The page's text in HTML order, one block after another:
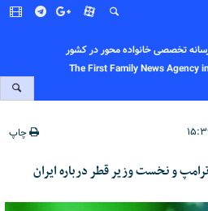
تخصصی خانواده محور در کشور
The First Family News Agency
چاپ
و نخست وزیر قطر درباره ایران